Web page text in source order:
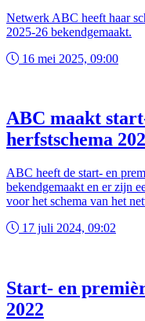
Netwerk ABC heeft haar
2025-26 bekendgemaakt.
16 mei 2025, 09:00
ABC maakt
herfstschema
ABC heeft de start- en
bekendgemaakt en er zijn
voor het schema van het
17 juli 2024, 09:02
Start- en
2022